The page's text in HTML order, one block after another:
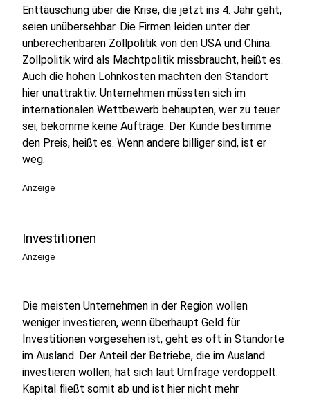
Enttäuschung über die Krise, die jetzt ins 4. Jahr geht,
seien unübersehbar. Die Firmen leiden unter der
unberechenbaren Zollpolitik von den USA und China.
Zollpolitik wird als Machtpolitik missbraucht, heißt es.
Auch die hohen Lohnkosten machten den Standort
hier unattraktiv. Unternehmen müssten sich im
internationalen Wettbewerb behaupten, wer zu teuer
sei, bekomme keine Aufträge. Der Kunde bestimme
den Preis, heißt es. Wenn andere billiger sind, ist er
weg.
Anzeige
Investitionen
Anzeige
Die meisten Unternehmen in der Region wollen
weniger investieren, wenn überhaupt Geld für
Investitionen vorgesehen ist, geht es oft in Standorte
im Ausland. Der Anteil der Betriebe, die im Ausland
investieren wollen, hat sich laut Umfrage verdoppelt.
Kapital fließt somit ab und ist hier nicht mehr